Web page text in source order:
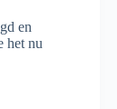
en
het nu